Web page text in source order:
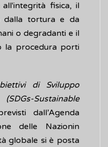
fisica, il
dalla tortura e da
o degradanti e il
la procedura porti
di Sviluppo
Sustainable
dall’Agenda
delle Nazionin
globale si è posta